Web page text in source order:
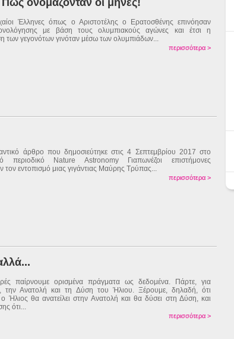
Έλληνες όπως ο Αριστοτέλης ο Ερατοσθένης επινόησαν
με βάση τους ολυμπιακούς αγώνες και έτσι η
των γεγονότων γινόταν μέσω των ολυμπιάδων...
περισσότερα >
άρθρο που δημοσιεύτηκε στις 4 Σεπτεμβρίου 2017 στο
περιοδικό Nature Astronomy Γιαπωνέζοι επιστήμονες
τον εντοπισμό μιας γιγάντιας Μαύρης Τρύπας...
περισσότερα >
παίρνουμε ορισμένα πράγματα ως δεδομένα. Πάρτε, για
την Ανατολή και τη Δύση του Ήλιου. Ξέρουμε, δηλαδή, ότι
Ήλιος θα ανατείλει στην Ανατολή και θα δύσει στη Δύση, και
ότι...
περισσότερα >